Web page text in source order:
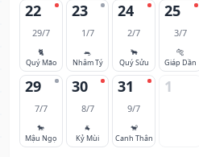
22
29/7
🐈
Quý Mão
23
1/7
🐀
Nhâm Tý
24
2/7
🐂
Quý Sửu
25
3/7
🐅
Giáp Dần
29
7/7
🐎
Mậu Ngọ
30
8/7
🐐
Kỷ Mùi
31
9/7
🐒
Canh Thân
1